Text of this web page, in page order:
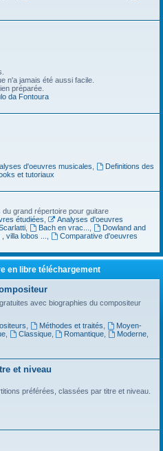
n'a jamais été aussi facile.
préparée.
da Fontoura
d'oeuvres musicales
Definitions des
et tutoriaux
grand répertoire pour guitare
étudiées
Analyses d'oeuvres
, Bach en vrac...
Dowland and
villa lobos ...
Comparative d'oeuvres
en libre téléchargement
avec biographies du compositeur
Méthodes et traités
Moyen-
, Classique, Romantique Moderne
et niveau
préférées, classées par titre et niveau.